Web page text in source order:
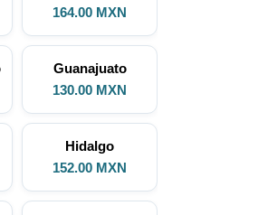
164.00 MXN
Guanajuato
130.00 MXN
Hidalgo
152.00 MXN